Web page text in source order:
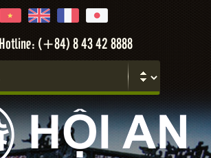
Hotline: (+84) 8 43 42 8888